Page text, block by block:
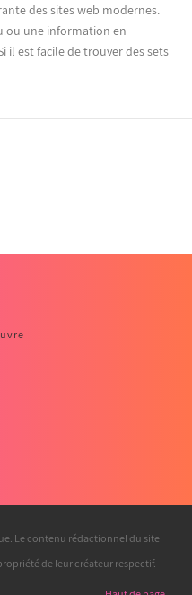
des sites web modernes.
ou une information en
il est facile de trouver des sets
Le contenu rédactionnel du site
de leur créateur respectif.